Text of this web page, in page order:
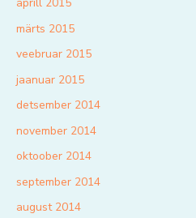
aprill 2015
märts 2015
veebruar 2015
jaanuar 2015
detsember 2014
november 2014
oktoober 2014
september 2014
august 2014